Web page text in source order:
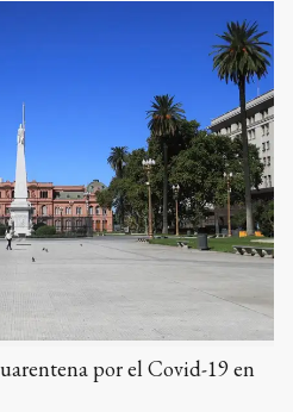
por el Covid-19 en